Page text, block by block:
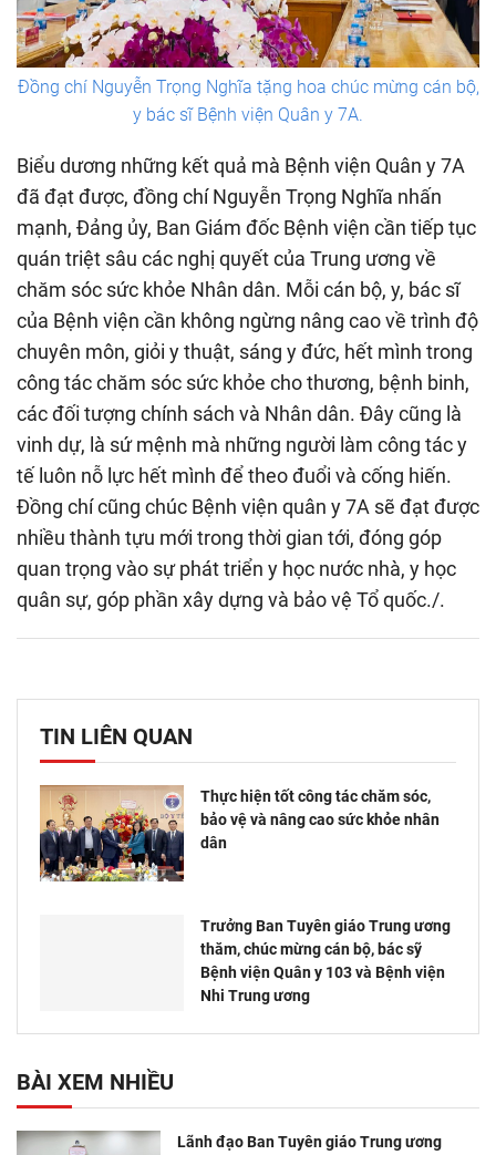
Đồng chí Nguyễn Trọng Nghĩa tặng hoa chúc mừng cán bộ,
y bác sĩ Bệnh viện Quân y 7A.
Biểu dương những kết quả mà Bệnh viện Quân y 7A
đã đạt được, đồng chí Nguyễn Trọng Nghĩa nhấn
mạnh, Đảng ủy, Ban Giám đốc Bệnh viện cần tiếp tục
quán triệt sâu các nghị quyết của Trung ương về
chăm sóc sức khỏe Nhân dân. Mỗi cán bộ, y, bác sĩ
của Bệnh viện cần không ngừng nâng cao về trình độ
chuyên môn, giỏi y thuật, sáng y đức, hết mình trong
công tác chăm sóc sức khỏe cho thương, bệnh binh,
các đối tượng chính sách và Nhân dân. Đây cũng là
vinh dự, là sứ mệnh mà những người làm công tác y
tế luôn nỗ lực hết mình để theo đuổi và cống hiến.
Đồng chí cũng chúc Bệnh viện quân y 7A sẽ đạt được
nhiều thành tựu mới trong thời gian tới, đóng góp
quan trọng vào sự phát triển y học nước nhà, y học
quân sự, góp phần xây dựng và bảo vệ Tổ quốc./.
TIN LIÊN QUAN
Thực hiện tốt công tác chăm sóc,
bảo vệ và nâng cao sức khỏe nhân
dân
Trưởng Ban Tuyên giáo Trung ương
thăm, chúc mừng cán bộ, bác sỹ
Bệnh viện Quân y 103 và Bệnh viện
Nhi Trung ương
BÀI XEM NHIỀU
Lãnh đạo Ban Tuyên giáo Trung ương